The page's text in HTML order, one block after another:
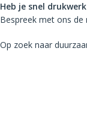
Heb je snel
Bespreek met ons de
Op zoek naar